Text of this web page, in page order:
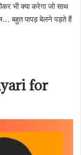
भी क्या करेगा जो साथ
बहुत पापड़ बेलने पड़ते हैं
for